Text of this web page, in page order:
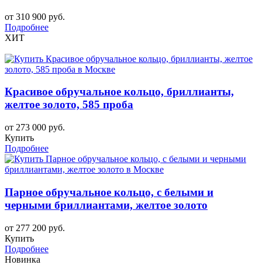
от 310 900 руб.
Подробнее
ХИТ
Красивое обручальное кольцо, бриллианты,
желтое золото, 585 проба
от 273 000 руб.
Купить
Подробнее
Парное обручальное кольцо, с белыми и
черными бриллиантами, желтое золото
от 277 200 руб.
Купить
Подробнее
Новинка